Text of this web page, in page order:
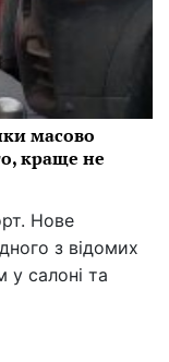
масово
краще не
Нове
з відомих
салоні та